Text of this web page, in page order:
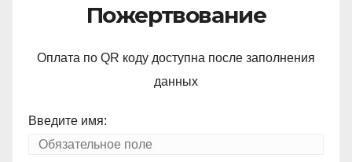
Пожертвование
Оплата по QR коду доступна после заполнения
данных
Введите имя: